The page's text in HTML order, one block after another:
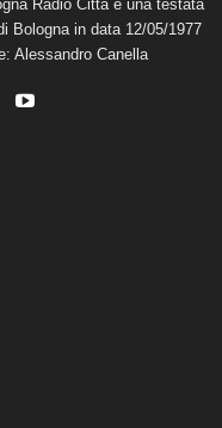
Radio Città è una testata
Bologna in data 12/05/1977
Alessandro Canella